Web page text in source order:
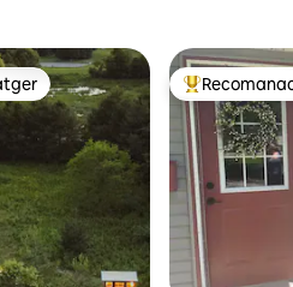
dels viatgers Principals